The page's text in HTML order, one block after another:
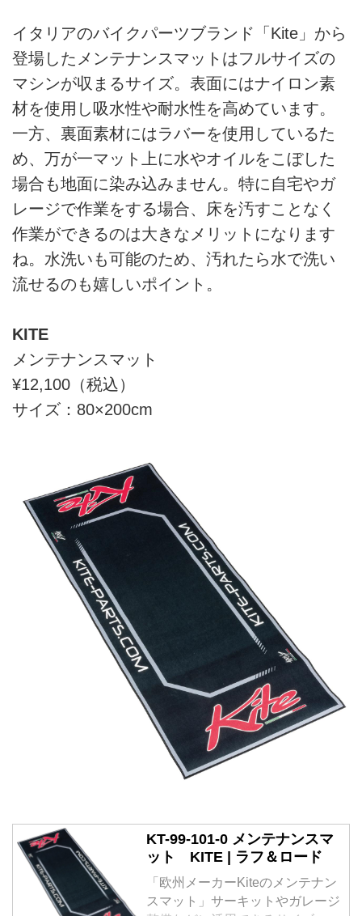
イタリアのバイクパーツブランド「Kite」から
登場したメンテナンスマットはフルサイズの
マシンが収まるサイズ。表面にはナイロン素
材を使用し吸水性や耐水性を高めています。
一方、裏面素材にはラバーを使用しているた
め、万が一マット上に水やオイルをこぼした
場合も地面に染み込みません。特に自宅やガ
レージで作業をする場合、床を汚すことなく
作業ができるのは大きなメリットになります
ね。水洗いも可能のため、汚れたら水で洗い
流せるのも嬉しいポイント。
KITE
メンテナンスマット
¥12,100（税込）
サイズ：80×200cm
KT-99-101-0 メンテナンスマ
ット KITE | ラフ＆ロード
「欧州メーカーKiteのメンテナン
スマット」サーキットやガレージ